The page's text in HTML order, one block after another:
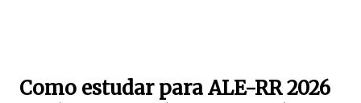
Como estudar para ALE-RR 2026